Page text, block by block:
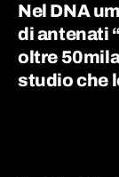
Nel DNA
di antenati
oltre
studio che